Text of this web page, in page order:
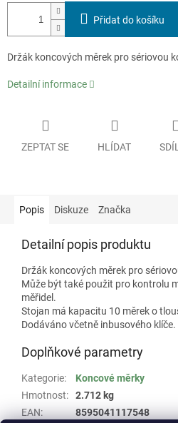
Přidat do košíku
Držák koncových měrek pro sériovou
Detailní informace
ZEPTAT SE HLÍDAT
Popis Diskuze Značka
Detailní popis produktu
Držák koncových měrek pro
Může být také použit pro kontrolu
měřidel.
Stojan má kapacitu 10 měrek o
Dodáváno včetně inbusového klíče.
Doplňkové parametry
Kategorie:
Koncové měrky
Hmotnost:
2.712 kg
EAN: 8595041117548